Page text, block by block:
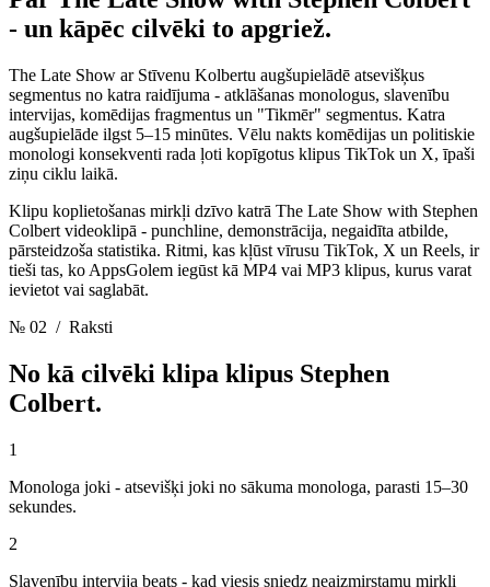
- un kāpēc cilvēki to apgriež.
The Late Show ar Stīvenu Kolbertu augšupielādē atsevišķus
segmentus no katra raidījuma - atklāšanas monologus, slavenību
intervijas, komēdijas fragmentus un "Tikmēr" segmentus. Katra
augšupielāde ilgst 5–15 minūtes. Vēlu nakts komēdijas un politiskie
monologi konsekventi rada ļoti kopīgotus klipus TikTok un X, īpaši
ziņu ciklu laikā.
Klipu koplietošanas mirkļi dzīvo katrā The Late Show with Stephen
Colbert videoklipā - punchline, demonstrācija, negaidīta atbilde,
pārsteidzoša statistika. Ritmi, kas kļūst vīrusu TikTok, X un Reels, ir
tieši tas, ko AppsGolem iegūst kā MP4 vai MP3 klipus, kurus varat
ievietot vai saglabāt.
№ 02 / Raksti
No kā cilvēki klipa klipus Stephen
Colbert.
1
Monologa joki - atsevišķi joki no sākuma monologa, parasti 15–30
sekundes.
2
Slavenību intervija beats - kad viesis sniedz neaizmirstamu mirkli